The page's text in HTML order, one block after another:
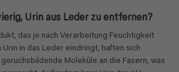
Urin aus Leder zu entfernen?
das je nach Verarbeitung Feuchtigkeit
Urin in das Leder eindringt, haften sich
Moleküle an die Fasern, was